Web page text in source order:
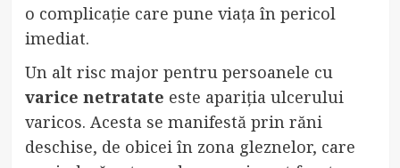
o complicație care pune viața în pericol
imediat.
Un alt risc major pentru persoanele cu
varice netratate este apariția ulcerului
varicos. Acesta se manifestă prin răni
deschise, de obicei în zona gleznelor, care